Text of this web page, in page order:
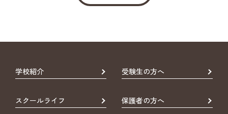
学校紹介 受験生の方へ
スクールライフ 保護者の方へ